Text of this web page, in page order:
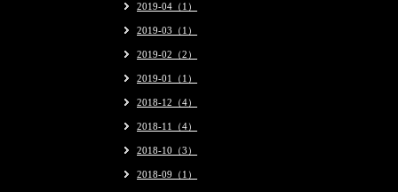
2019-04（1）
2019-03（1）
2019-02（2）
2019-01（1）
2018-12（4）
2018-11（4）
2018-10（3）
2018-09（1）